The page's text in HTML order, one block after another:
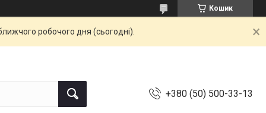
Кошик
робочого дня (сьогодні).
+380 (50) 500-33-13